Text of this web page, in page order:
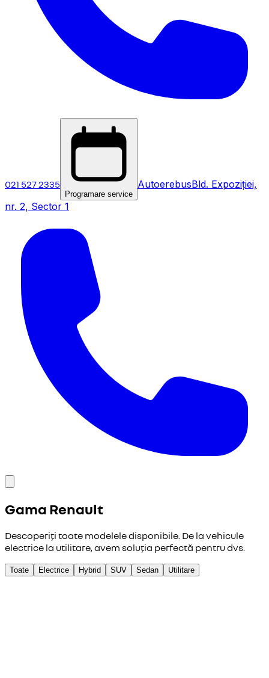
021 527 2335
Programare service
AutoerebusBld. Expoziției,
nr. 2, Sector 1
Gama Renault
Descoperiți toate modelele disponibile. De la vehicule
electrice la utilitare, avem soluția perfectă pentru dvs.
Toate Electrice Hybrid SUV Sedan Utilitare